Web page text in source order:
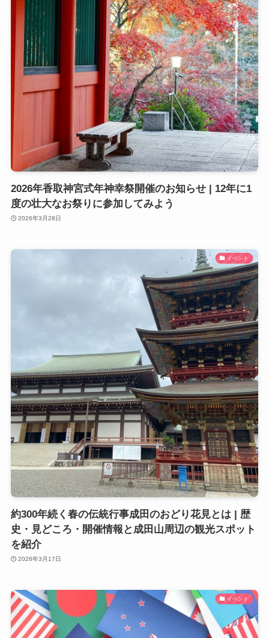
2026年香取神宮式年神幸祭開催のお知らせ | 12年に1
度の壮大なお祭りに参加してみよう
2026年3月28日
イベント
約300年続く春の伝統行事成田のおどり花見とは | 歴
史・見どころ・開催情報と成田山周辺の観光スポット
を紹介
2026年3月17日
イベント